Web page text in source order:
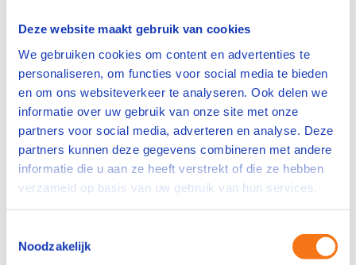
Deze website maakt gebruik van cookies
We gebruiken cookies om content en advertenties te
personaliseren, om functies voor social media te bieden
en om ons websiteverkeer te analyseren. Ook delen we
informatie over uw gebruik van onze site met onze
partners voor social media, adverteren en analyse. Deze
partners kunnen deze gegevens combineren met andere
informatie die u aan ze heeft verstrekt of die ze hebben
verzameld op basis van uw gebruik van hun services.
Noodzakelijk